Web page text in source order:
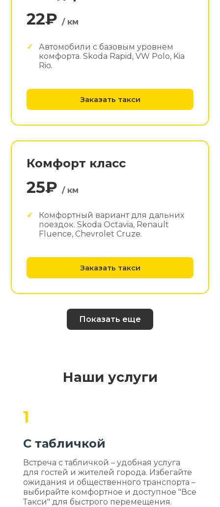
22₽/ км
Автомобили с базовым уровнем
комфорта. Skoda Rapid, VW Polo, Kia
Rio.
Заказать такси
Комфорт класс
25₽/ км
Комфортный вариант для дальних
поездок. Skoda Octavia, Renault
Fluence, Chevrolet Cruze.
Заказать такси
Показать еще
Наши услуги
1
С табличкой
Встреча с табличкой – удобная услуга
для гостей и жителей города. Избегайте
ожидания и общественного транспорта –
выбирайте комфортное и доступное "Все
Такси" для быстрого перемещения.